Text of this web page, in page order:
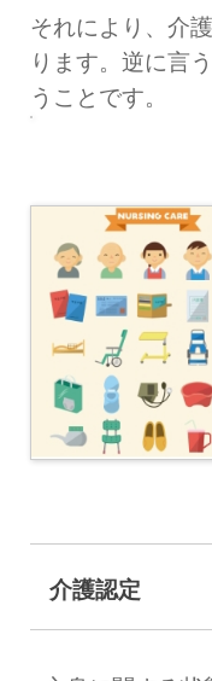
それにより、介
ります。逆に言
うことです。
介護認定